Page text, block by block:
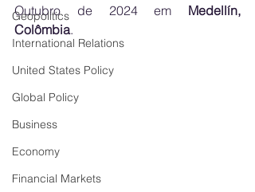
Geopolitics
International Relations
United States Policy
Global Policy
Business
Economy
Financial Markets
Outubro de 2024 em Medellín,
Colômbia.